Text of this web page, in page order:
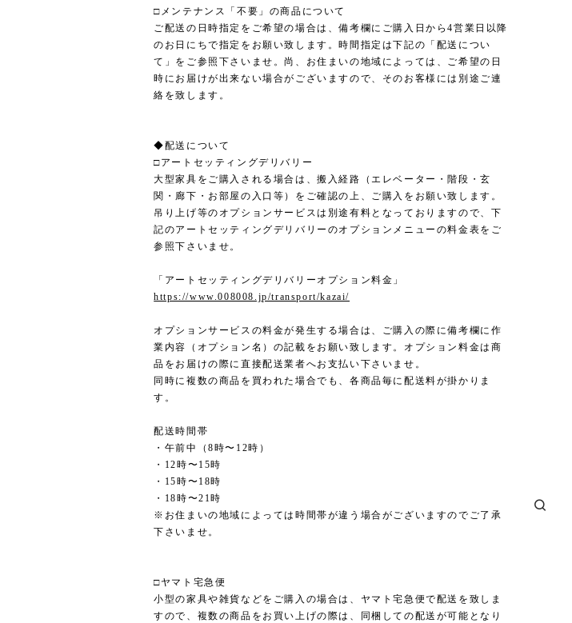
□メンテナンス「不要」の商品について
ご配送の日時指定をご希望の場合は、備考欄にご購入日から4営業日以降
のお日にちで指定をお願い致します。時間指定は下記の「配送につい
て」をご参照下さいませ。尚、お住まいの地域によっては、ご希望の日
時にお届けが出来ない場合がございますので、そのお客様には別途ご連
絡を致します。
◆配送について
□アートセッティングデリバリー
大型家具をご購入される場合は、搬入経路（エレベーター・階段・玄
関・廊下・お部屋の入口等）をご確認の上、ご購入をお願い致します。
吊り上げ等のオプションサービスは別途有料となっておりますので、下
記のアートセッティングデリバリーのオプションメニューの料金表をご
参照下さいませ。
「アートセッティングデリバリーオプション料金」
https://www.008008.jp/transport/kazai/
オプションサービスの料金が発生する場合は、ご購入の際に備考欄に作
業内容（オプション名）の記載をお願い致します。オプション料金は商
品をお届けの際に直接配送業者へお支払い下さいませ。
同時に複数の商品を買われた場合でも、各商品毎に配送料が掛かりま
す。
配送時間帯
・午前中（8時〜12時）
・12時〜15時
・15時〜18時
・18時〜21時
※お住まいの地域によっては時間帯が違う場合がございますのでご了承
下さいませ。
□ヤマト宅急便
小型の家具や雑貨などをご購入の場合は、ヤマト宅急便で配送を致しま
すので、複数の商品をお買い上げの際は、同梱しての配送が可能となり